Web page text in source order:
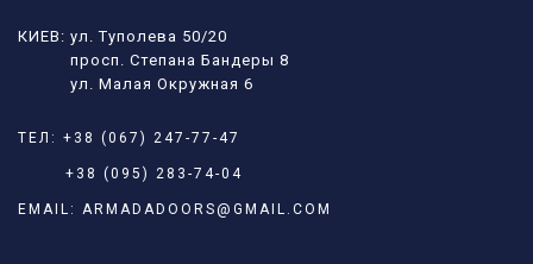
КИЕВ: ул. Туполева 50/20
просп. Степана Бандеры 8
ул. Малая Окружная 6
ТЕЛ: +38 (067) 247-77-47
+38 (095) 283-74-04
EMAIL: ARMADADOORS@GMAIL.COM